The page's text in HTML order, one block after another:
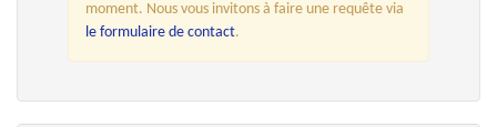
moment. Nous vous invitons à faire une requête via
le formulaire de contact.